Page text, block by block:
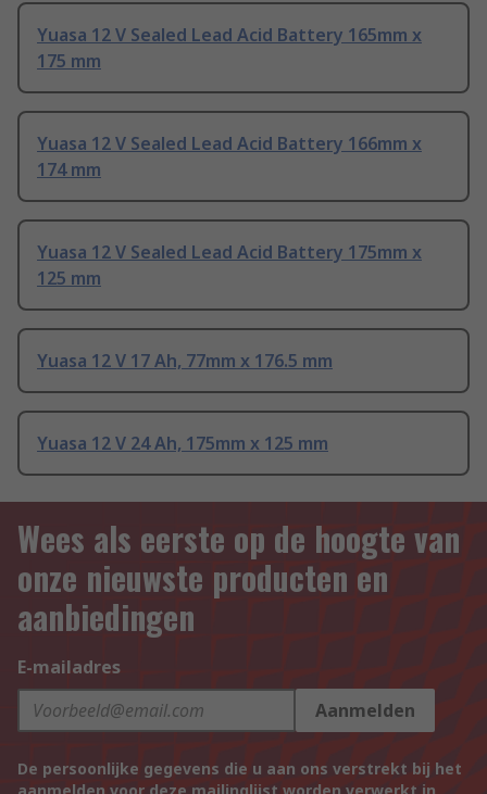
Yuasa 12 V Sealed Lead Acid Battery 165mm x
175 mm
Yuasa 12 V Sealed Lead Acid Battery 166mm x
174 mm
Yuasa 12 V Sealed Lead Acid Battery 175mm x
125 mm
Yuasa 12 V 17 Ah, 77mm x 176.5 mm
Yuasa 12 V 24 Ah, 175mm x 125 mm
Wees als eerste op de hoogte van
onze nieuwste producten en
aanbiedingen
E-mailadres
Aanmelden
De persoonlijke gegevens die u aan ons verstrekt bij het